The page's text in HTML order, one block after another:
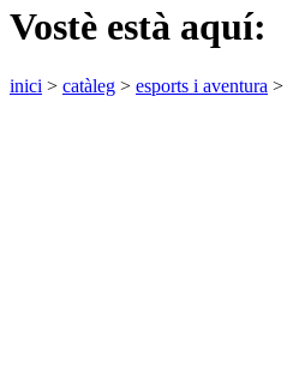
Vostè està aquí:
inici > catàleg > esports i aventura >